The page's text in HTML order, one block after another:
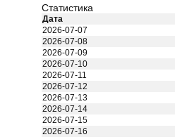
Статистика
Дата
2026-07-07
2026-07-08
2026-07-09
2026-07-10
2026-07-11
2026-07-12
2026-07-13
2026-07-14
2026-07-15
2026-07-16